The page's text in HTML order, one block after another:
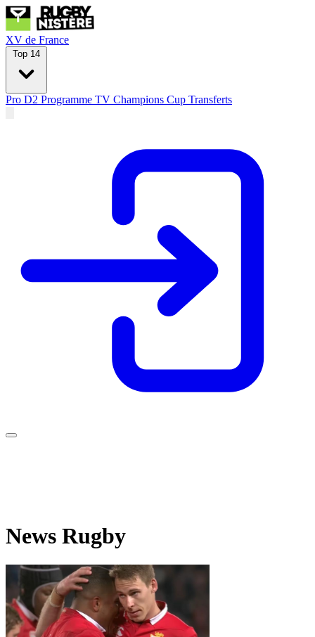
XV de France
Top 14
Pro D2 Programme TV Champions Cup Transferts
News Rugby